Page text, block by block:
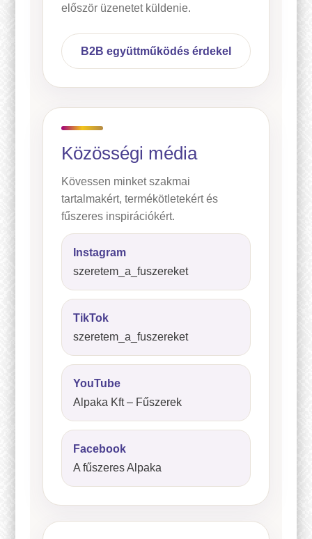
először üzenetet küldenie.
B2B együttműködés érdekel
Közösségi média
Kövessen minket szakmai
tartalmakért, termékötletekért és
fűszeres inspirációkért.
Instagram
szeretem_a_fuszereket
TikTok
szeretem_a_fuszereket
YouTube
Alpaka Kft – Fűszerek
Facebook
A fűszeres Alpaka